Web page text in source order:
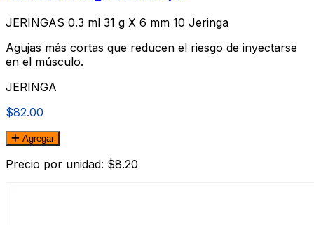
JERINGAS 0.3 ml 31 g X 6 mm 10 Jeringa
Agujas más cortas que reducen el riesgo de inyectarse
en el músculo.
JERINGA
$82.00
Agregar
Precio por unidad: $8.20